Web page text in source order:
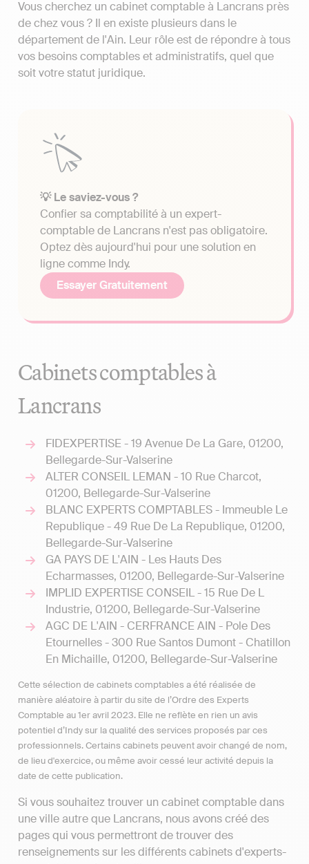
Vous cherchez un cabinet comptable à Lancrans près
de chez vous ? Il en existe plusieurs dans le
département de l'Ain. Leur rôle est de répondre à tous
vos besoins comptables et administratifs, quel que
soit votre statut juridique.
💡 Le saviez-vous ?
Confier sa comptabilité à un expert-
comptable de Lancrans n'est pas obligatoire.
Optez dès aujourd'hui pour une solution en
ligne comme Indy.
Essayer Gratuitement
Cabinets comptables à
Lancrans
FIDEXPERTISE - 19 Avenue De La Gare, 01200,
Bellegarde-Sur-Valserine
ALTER CONSEIL LEMAN - 10 Rue Charcot,
01200, Bellegarde-Sur-Valserine
BLANC EXPERTS COMPTABLES - Immeuble Le
Republique - 49 Rue De La Republique, 01200,
Bellegarde-Sur-Valserine
GA PAYS DE L'AIN - Les Hauts Des
Echarmasses, 01200, Bellegarde-Sur-Valserine
IMPLID EXPERTISE CONSEIL - 15 Rue De L
Industrie, 01200, Bellegarde-Sur-Valserine
AGC DE L'AIN - CERFRANCE AIN - Pole Des
Etournelles - 300 Rue Santos Dumont - Chatillon
En Michaille, 01200, Bellegarde-Sur-Valserine
Cette sélection de cabinets comptables a été réalisée de
manière aléatoire à partir du site de l’Ordre des Experts
Comptable au 1er avril 2023. Elle ne reflète en rien un avis
potentiel d’Indy sur la qualité des services proposés par ces
professionnels. Certains cabinets peuvent avoir changé de nom,
de lieu d'exercice, ou même avoir cessé leur activité depuis la
date de cette publication.
Si vous souhaitez trouver un cabinet comptable dans
une ville autre que Lancrans, nous avons créé des
pages qui vous permettront de trouver des
renseignements sur les différents cabinets d'experts-